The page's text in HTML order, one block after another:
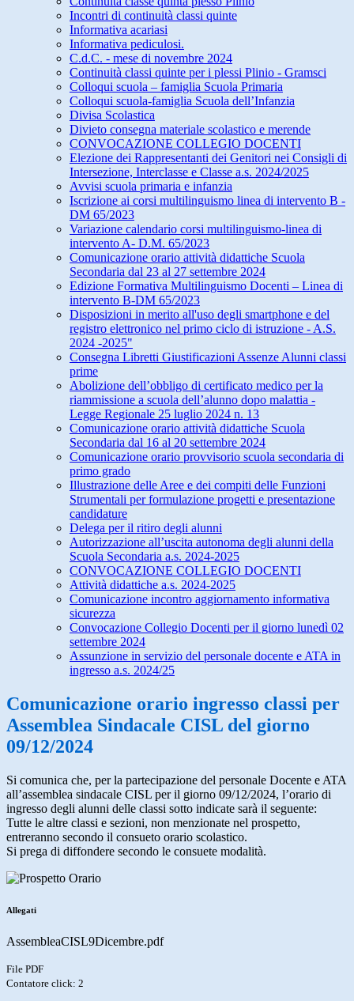
Incontri di continuità classi quinte
Informativa acariasi
Informativa pediculosi.
C.d.C. - mese di novembre 2024
Continuità classi quinte per i plessi Plinio - Gramsci
Colloqui scuola – famiglia Scuola Primaria
Colloqui scuola-famiglia Scuola dell’Infanzia
Divisa Scolastica
Divieto consegna materiale scolastico e merende
CONVOCAZIONE COLLEGIO DOCENTI
Elezione dei Rappresentanti dei Genitori nei Consigli di
Intersezione, Interclasse e Classe a.s. 2024/2025
Avvisi scuola primaria e infanzia
Iscrizione ai corsi multilinguismo linea di intervento B -
DM 65/2023
Variazione calendario corsi multilinguismo-linea di
intervento A- D.M. 65/2023
Comunicazione orario attività didattiche Scuola
Secondaria dal 23 al 27 settembre 2024
Edizione Formativa Multilinguismo Docenti – Linea di
intervento B-DM 65/2023
Disposizioni in merito all'uso degli smartphone e del
registro elettronico nel primo ciclo di istruzione - A.S.
2024 -2025"
Consegna Libretti Giustificazioni Assenze Alunni classi
prime
Abolizione dell’obbligo di certificato medico per la
riammissione a scuola dell’alunno dopo malattia -
Legge Regionale 25 luglio 2024 n. 13
Comunicazione orario attività didattiche Scuola
Secondaria dal 16 al 20 settembre 2024
Comunicazione orario provvisorio scuola secondaria di
primo grado
Illustrazione delle Aree e dei compiti delle Funzioni
Strumentali per formulazione progetti e presentazione
candidature
Delega per il ritiro degli alunni
Autorizzazione all’uscita autonoma degli alunni della
Scuola Secondaria a.s. 2024-2025
CONVOCAZIONE COLLEGIO DOCENTI
Attività didattiche a.s. 2024-2025
Comunicazione incontro aggiornamento informativa
sicurezza
Convocazione Collegio Docenti per il giorno lunedì 02
settembre 2024
Assunzione in servizio del personale docente e ATA in
ingresso a.s. 2024/25
Comunicazione orario ingresso classi per
Assemblea Sindacale CISL del giorno
09/12/2024
Si comunica che, per la partecipazione del personale Docente e ATA
all’assemblea sindacale CISL per il giorno 09/12/2024, l’orario di
ingresso degli alunni delle classi sotto indicate sarà il seguente:
Tutte le altre classi e sezioni, non menzionate nel prospetto,
entreranno secondo il consueto orario scolastico.
Si prega di diffondere secondo le consuete modalità.
Allegati
AssembleaCISL9Dicembre.pdf
File PDF
Contatore click: 2